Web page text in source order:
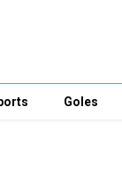
Goles